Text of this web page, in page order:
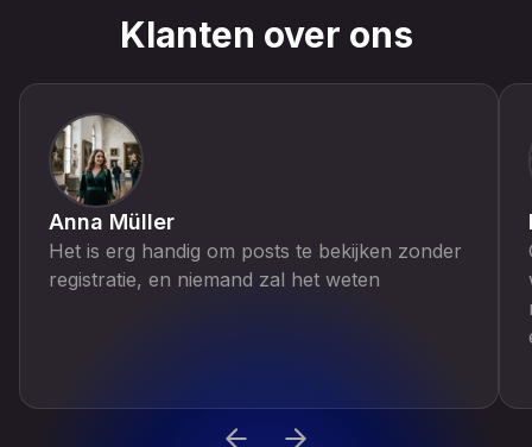
Klanten over ons
Anna Müller
Het is erg handig om posts te bekijken zonder
registratie, en niemand zal het weten